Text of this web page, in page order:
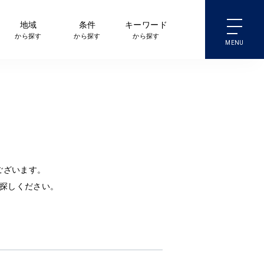
地域
から探す
条件
から探す
キーワード
から探す
います。
しください。